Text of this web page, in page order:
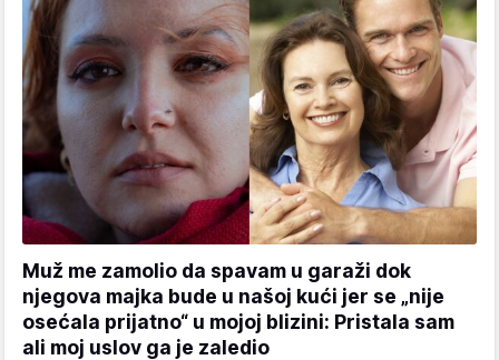
Muž me zamolio da spavam u garaži dok
njegova majka bude u našoj kući jer se „nije
osećala prijatno“ u mojoj blizini: Pristala sam
ali moj uslov ga je zaledio